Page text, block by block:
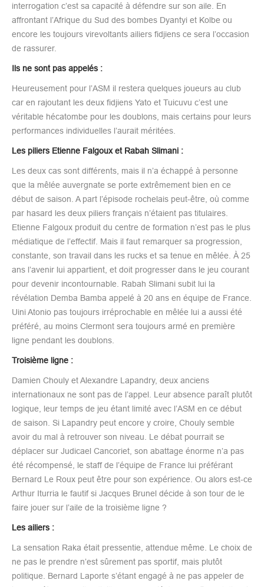
interrogation c’est sa capacité à défendre sur son aile. En
affrontant l’Afrique du Sud des bombes Dyantyi et Kolbe ou
encore les toujours virevoltants ailiers fidjiens ce sera l’occasion
de rassurer.
Ils ne sont pas appelés :
Heureusement pour l’ASM il restera quelques joueurs au club
car en rajoutant les deux fidjiens Yato et Tuicuvu c’est une
véritable hécatombe pour les doublons, mais certains pour leurs
performances individuelles l’aurait méritées.
Les piliers Etienne Falgoux et Rabah Slimani :
Les deux cas sont différents, mais il n’a échappé à personne
que la mêlée auvergnate se porte extrêmement bien en ce
début de saison. A part l’épisode rochelais peut-être, où comme
par hasard les deux piliers français n’étaient pas titulaires.
Etienne Falgoux produit du centre de formation n’est pas le plus
médiatique de l’effectif. Mais il faut remarquer sa progression,
constante, son travail dans les rucks et sa tenue en mêlée. À 25
ans l’avenir lui appartient, et doit progresser dans le jeu courant
pour devenir incontournable. Rabah Slimani subit lui la
révélation Demba Bamba appelé à 20 ans en équipe de France.
Uini Atonio pas toujours irréprochable en mêlée lui a aussi été
préféré, au moins Clermont sera toujours armé en première
ligne pendant les doublons.
Troisième ligne :
Damien Chouly et Alexandre Lapandry, deux anciens
internationaux ne sont pas de l’appel. Leur absence paraît plutôt
logique, leur temps de jeu étant limité avec l’ASM en ce début
de saison. Si Lapandry peut encore y croire, Chouly semble
avoir du mal à retrouver son niveau. Le débat pourrait se
déplacer sur Judicael Cancoriet, son abattage énorme n’a pas
été récompensé, le staff de l’équipe de France lui préférant
Bernard Le Roux peut être pour son expérience. Ou alors est-ce
Arthur Iturria le fautif si Jacques Brunel décide à son tour de le
faire jouer sur l’aile de la troisième ligne ?
Les ailiers :
La sensation Raka était pressentie, attendue même. Le choix de
ne pas le prendre n’est sûrement pas sportif, mais plutôt
politique. Bernard Laporte s’étant engagé à ne pas appeler de